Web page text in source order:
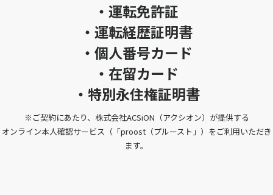
・運転免許証
・運転経歴証明書
・個人番号カード
・在留カード
・特別永住権証明書
※ご契約にあたり、株式会社ACSiON（アクシオン）が提供する
オンライン本人確認サービス（「proost（プルースト」）をご利用いただき
ます。